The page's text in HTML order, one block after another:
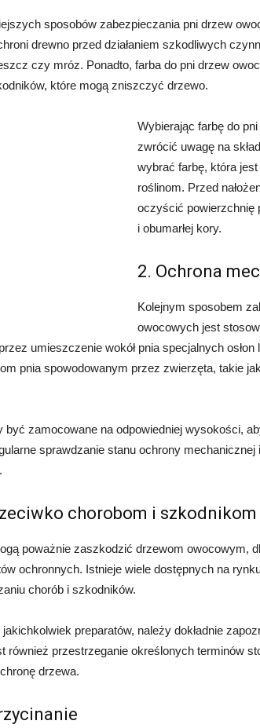
sposobów zabezpieczania pni drzew
drewno przed działaniem szkodliwych
czy mróz. Ponadto, farba do pni drzew
które mogą zniszczyć drzewo.
Wybierając farbę do
zwrócić uwagę na
wybrać farbę, która
roślinom. Przed
oczyścić powierzchnię
i obumarłej kory.
2. Ochrona
Kolejnym sposobem
owocowych jest
umieszczenie wokół pnia specjalnych
pnia spowodowanym przez zwierzęta, takie
być zamocowane na odpowiedniej wysokości,
sprawdzanie stanu ochrony mechanicznej
chorobom i szkodnikom
poważnie zaszkodzić drzewom owocowym,
ochronnych. Istnieje wiele dostępnych na
chorób i szkodników.
preparatów, należy dokładnie
również przestrzeganie określonych terminów
drzewa.